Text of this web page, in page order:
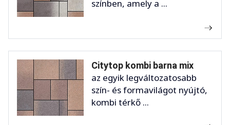
színben, amely a ...
Citytop kombi barna mix
az egyik legváltozatosabb
szín- és formavilágot nyújtó,
kombi térkő ...